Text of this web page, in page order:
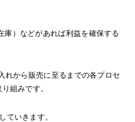
）などがあれば利益を確保する
れから販売に至るまでの各プロセ
組みです。
ていきます。